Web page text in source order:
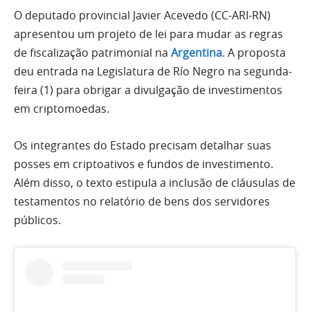
O deputado provincial Javier Acevedo (CC-ARI-RN)
apresentou um projeto de lei para mudar as regras
de fiscalização patrimonial na Argentina. A proposta
deu entrada na Legislatura de Río Negro na segunda-
feira (1) para obrigar a divulgação de investimentos
em criptomoedas.
Os integrantes do Estado precisam detalhar suas
posses em criptoativos e fundos de investimento.
Além disso, o texto estipula a inclusão de cláusulas de
testamentos no relatório de bens dos servidores
públicos.